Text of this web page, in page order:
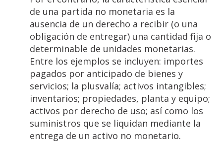
de una partida no monetaria es la
ausencia de un derecho a recibir (o una
obligación de entregar) una cantidad fija o
determinable de unidades monetarias.
Entre los ejemplos se incluyen: importes
pagados por anticipado de bienes y
servicios; la plusvalía; activos intangibles;
inventarios; propiedades, planta y equipo;
activos por derecho de uso; así como los
suministros que se liquidan mediante la
entrega de un activo no monetario.